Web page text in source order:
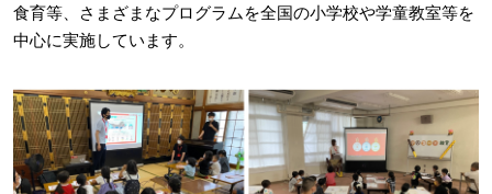
食育等、さまざまなプログラムを全国の小学校や学童教室等を
中心に実施しています。